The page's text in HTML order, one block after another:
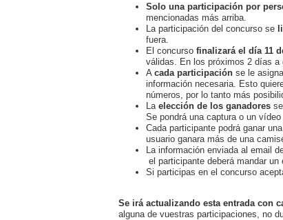
Solo una participación por
mencionadas más arriba.
La participación del concurso se
fuera.
El concurso finalizará el día 11
válidas. En los próximos 2 días a
A cada participación se le
información necesaria. Esto
números, por lo tanto más
La elección de los ganadores
Se pondrá una captura o un
Cada participante podrá ganar
usuario ganara más de una
La información enviada al email
el participante deberá mandar un
Si participas en el concurso
Se irá actualizando esta entrada con
alguna de vuestras participaciones, no